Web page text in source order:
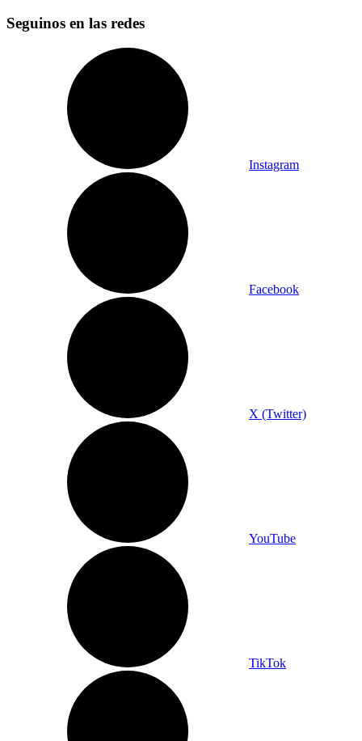
Seguinos en las redes
Instagram
Facebook
X (Twitter)
YouTube
TikTok